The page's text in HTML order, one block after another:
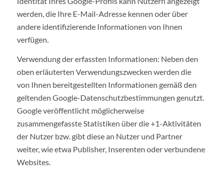
werden, die Ihre E-Mail-Adresse kennen oder über
andere identifizierende Informationen von Ihnen
verfügen.
Verwendung der erfassten Informationen: Neben den
oben erläuterten Verwendungszwecken werden die
von Ihnen bereitgestellten Informationen gemäß den
geltenden Google-Datenschutzbestimmungen genutzt.
Google veröffentlicht möglicherweise
zusammengefasste Statistiken über die +1-Aktivitäten
der Nutzer bzw. gibt diese an Nutzer und Partner
weiter, wie etwa Publisher, Inserenten oder verbundene
Websites.